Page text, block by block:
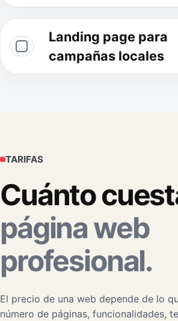
Landing page para
campañas locales
TARIFAS
Cuánto
página web
profesional.
El precio de una web depende de lo
número de páginas, funcionalidades,